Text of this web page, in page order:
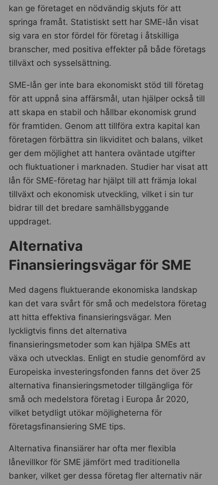
kan ge företaget en nödvändig skjuts för att
springa framåt. Statistiskt sett har SME-lån visat
sig vara en stor fördel för företag i åtskilliga
branscher, med positiva effekter på både företags
tillväxt och sysselsättning.
SME-lån ger inte bara ekonomiskt stöd till företag
för att uppnå sina affärsmål, utan hjälper också till
att skapa en stabil och hållbar ekonomisk grund
för framtiden. Genom att tillföra extra kapital kan
företagen förbättra sin likviditet och balans, vilket
ger dem möjlighet att hantera oväntade utgifter
och fluktuationer i marknaden. Studier har visat att
lån för SME-företag har hjälpt till att främja lokal
tillväxt och ekonomisk utveckling, vilket i sin tur
bidrar till det bredare samhällsbyggande
uppdraget.
Alternativa
Finansieringsvägar för SME
Med dagens fluktuerande ekonomiska landskap
kan det vara svårt för små och medelstora företag
att hitta effektiva finansieringsvägar. Men
lyckligtvis finns det alternativa
finansieringsmetoder som kan hjälpa SMEs att
växa och utvecklas. Enligt en studie genomförd av
Europeiska investeringsfonden fanns det över 25
alternativa finansieringsmetoder tillgängliga för
små och medelstora företag i Europa år 2020,
vilket betydligt utökar möjligheterna för
företagsfinansiering SME tips.
Alternativa finansiärer har ofta mer flexibla
lånevillkor för SME jämfört med traditionella
banker, vilket ger dessa företag fler alternativ när